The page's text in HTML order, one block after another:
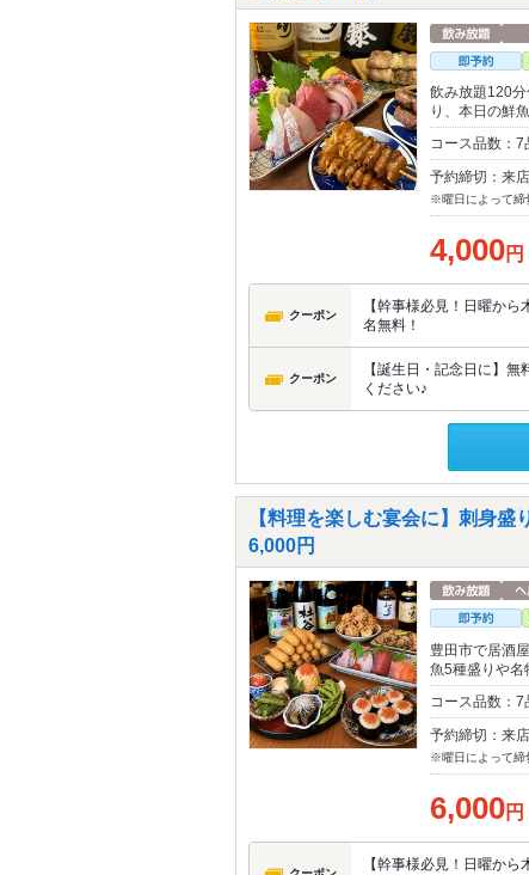
飲み放題120
り、本日の鮮
コース品数：7
予約締切：来
※曜日によって締
4,000円
クーポン
【幹事様必見！日曜か
名無料！
クーポン
【誕生日・記念日に】
ください♪
【料理を楽しむ宴会に】刺身
6,000円
豊田市で居酒
魚5種盛りや名
コース品数：
予約締切：来
※曜日によって締
6,000円
【幹事様必見！日曜か